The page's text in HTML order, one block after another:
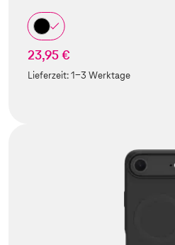
23,95 €
Lieferzeit:1-3 Werktage